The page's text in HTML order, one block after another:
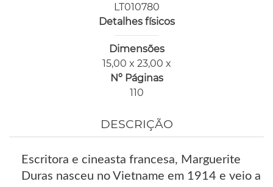
LT010780
Detalhes físicos
Dimensões
15,00 x 23,00 x
Nº Páginas
110
DESCRIÇÃO
Escritora e cineasta francesa, Marguerite
Duras nasceu no Vietname em 1914 e veio a